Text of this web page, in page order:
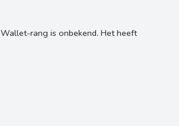
rang is onbekend. Het heeft